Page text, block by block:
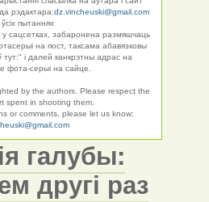
рэдактара:dz.vincheuski@gmail.com
пытаннях
сацсетках, забаронена размяшчаць
на пост, таксама абавязковы
і далей канкрэтны адрас на
фота-серыі на сайце.
by the authors. Please respect the
spent in shooting them.
or comments, please let us know:
галубы:
другі раз